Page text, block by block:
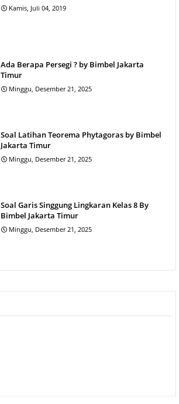
Kamis, Juli 04, 2019
Ada Berapa Persegi ? by Bimbel Jakarta
Timur
Minggu, Desember 21, 2025
Soal Latihan Teorema Phytagoras by Bimbel
Jakarta Timur
Minggu, Desember 21, 2025
Soal Garis Singgung Lingkaran Kelas 8 By
Bimbel Jakarta Timur
Minggu, Desember 21, 2025